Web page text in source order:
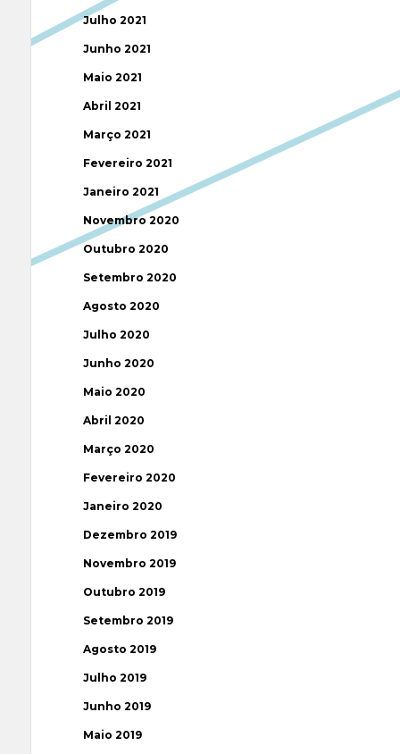
Julho 2021
Junho 2021
Maio 2021
Abril 2021
Março 2021
Fevereiro 2021
Janeiro 2021
Novembro 2020
Outubro 2020
Setembro 2020
Agosto 2020
Julho 2020
Junho 2020
Maio 2020
Abril 2020
Março 2020
Fevereiro 2020
Janeiro 2020
Dezembro 2019
Novembro 2019
Outubro 2019
Setembro 2019
Agosto 2019
Julho 2019
Junho 2019
Maio 2019